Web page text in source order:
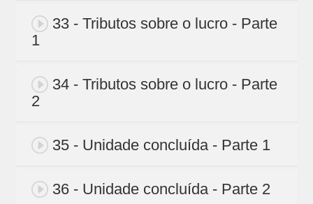
33 - Tributos sobre o lucro - Parte
1
34 - Tributos sobre o lucro - Parte
2
35 - Unidade concluída - Parte 1
36 - Unidade concluída - Parte 2